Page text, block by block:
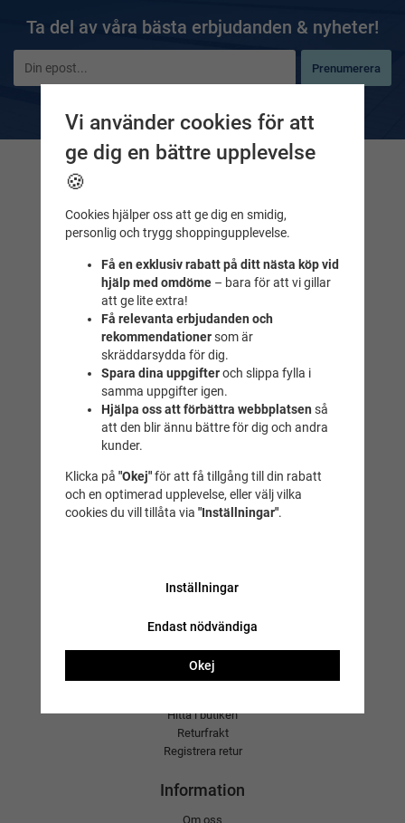
– varje meter räknas.
En perfekt motivation för att komma igång med träningen,
skapa kontinuitet eller ta din simning till nästa nivå
5 000 m – Järn
10 000 m – Brons
15 000 m – Silver
25 000 m – Platina
Tillåten utrustning:
Simplatta, simfenor, dolme, simpaddlar och snodd.
Registrera din simning:
Datum • Tid (start–slut) • Plats • Distans
Gör gärna ett inlägg här i gruppen samma dag som du
har simmat och dela hur det gick, roligt med bild!
Vill du simma med någon?
Skriv i gruppen när och var du ska simma – simning är alltid
roligare tillsammans.
Diplom
Efter avslutad utmaning kan diplom köpas på
Ta del av våra bästa erbjudanden & nyheter!
Prenumerera
Frågor & svar
Maila till oss
Simbutiken
Idrottsgatan 2
(Fyrishovs foajé)
Uppsala
Öppettider
Simbutiken lagerbutik
75592 Uppsala
Öppettider
Köpvillkor
Kundtjänst
Hitta i butiken
Returfrakt
Registrera retur
Information
Om oss
Vi använder cookies för att
ge dig en bättre upplevelse
🍪
Cookies hjälper oss att ge dig en smidig,
personlig och trygg shoppingupplevelse.
Få en exklusiv rabatt på ditt nästa köp vid
hjälp med omdöme– bara för att vi gillar
att ge lite extra!
Få relevanta erbjudanden och
rekommendationersom är
skräddarsydda för dig.
Spara dina uppgifteroch slippa fylla i
samma uppgifter igen.
Hjälpa oss att förbättra webbplatsen så
att den blir ännu bättre för dig och andra
kunder.
Klicka på "Okej"för att få tillgång till din rabatt
och en optimerad upplevelse, eller välj vilka
cookies du vill tillåta via "Inställningar".
Inställningar
Endast nödvändiga
Okej